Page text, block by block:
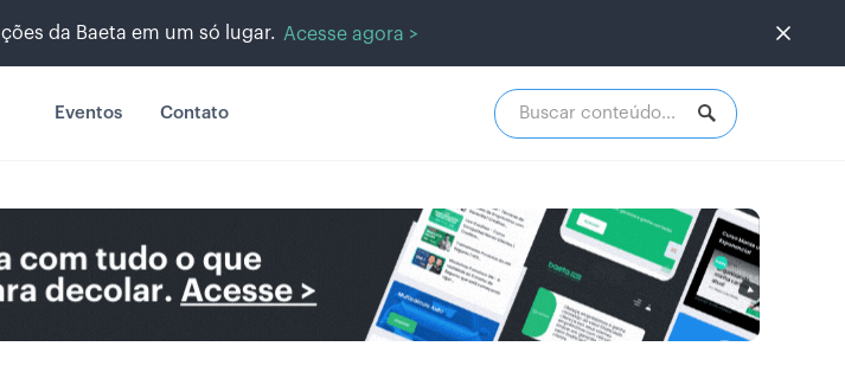
da Baeta em um só lugar. Acesse agora >
Eventos Contato